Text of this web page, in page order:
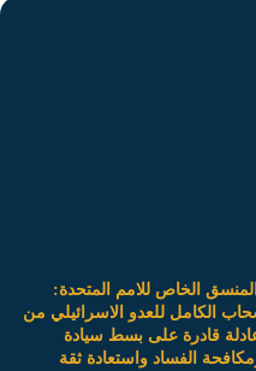
الخاص للامم المتحدة:
الكامل للعدو الاسرائيلي من
وعادلة قادرة على بسط سيادة
الفساد واستعادة ثقة